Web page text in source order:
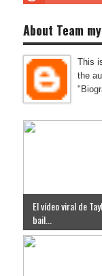
About Team
This
the
El vídeo viral de
bail...